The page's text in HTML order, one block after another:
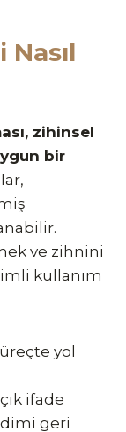
zihinsel
bir
ve zihnini
kullanım
yol
ifade
geri